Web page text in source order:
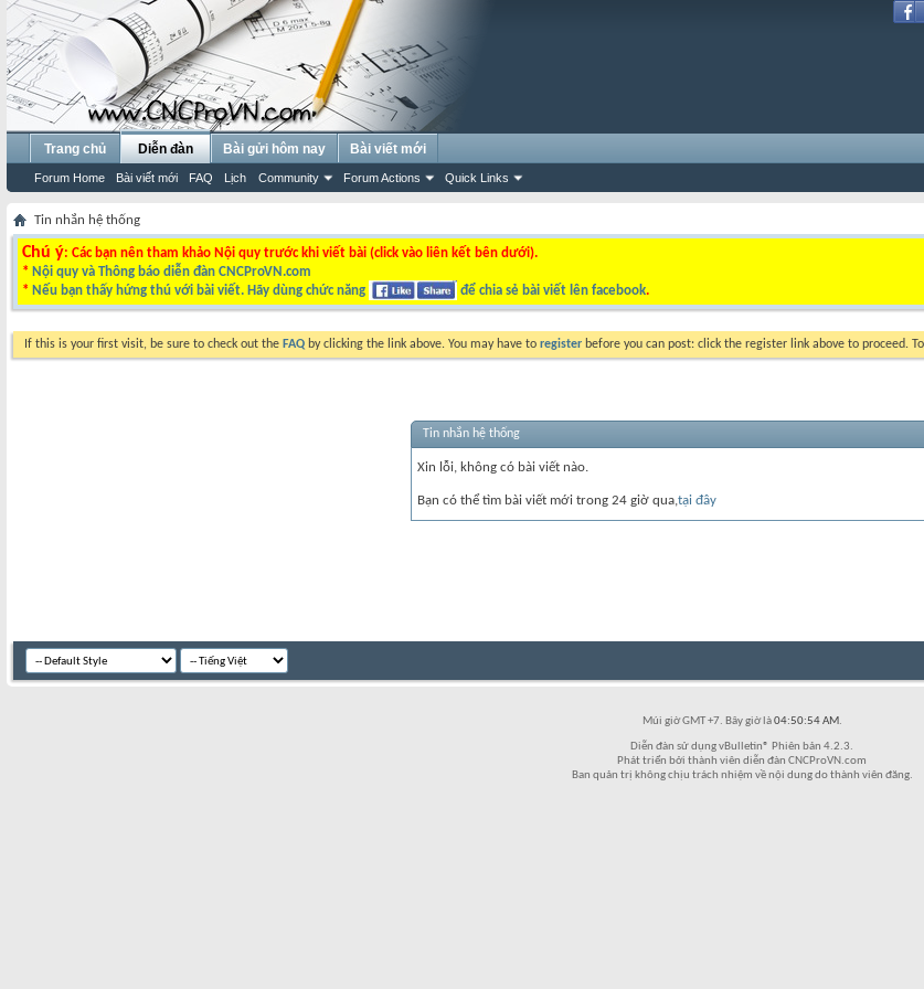
Trang chủ Diễn đàn
Forum Home Bài viết mới FAQ Lịch Community Forum Actions Quick Links
Bài gửi hôm nay Bài viết mới
Tin nhắn hệ thống
Chú ý: Các bạn nên tham khảo Nội quy trước khi viết bài (click vào liên kết bên dưới).
* Nội quy và Thông báo diễn đàn CNCProVN.com
* Nếu bạn thấy hứng thú với bài viết. Hãy dùng chức năng để chia sẻ bài viết lên facebook.
If this is your first visit, be sure to check out the FAQ by clicking the link above. You may have to register before you can post: click the register link above to proceed.
Tin nhắn hệ thống
Xin lỗi, không có bài viết nào.
Bạn có thể tìm bài viết mới trong 24 giờ qua,tại đây
Múi giờ GMT +7. Bây giờ là04:50:54 AM.
Diễn đàn sử dụng vBulletin® Phiên bản 4.2.3.
Phát triển bởi thành viên diễn đàn CNCProVN.com
Ban quản trị không chịu trách nhiệm về nội dung do thành viên đăng.